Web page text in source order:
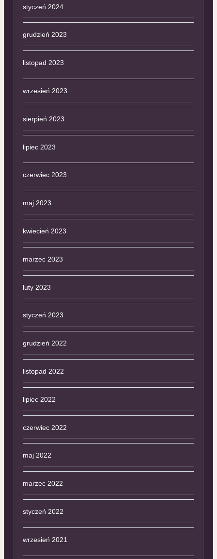
styczeń 2024
grudzień 2023
listopad 2023
wrzesień 2023
sierpień 2023
lipiec 2023
czerwiec 2023
maj 2023
kwiecień 2023
marzec 2023
luty 2023
styczeń 2023
grudzień 2022
listopad 2022
lipiec 2022
czerwiec 2022
maj 2022
marzec 2022
styczeń 2022
wrzesień 2021